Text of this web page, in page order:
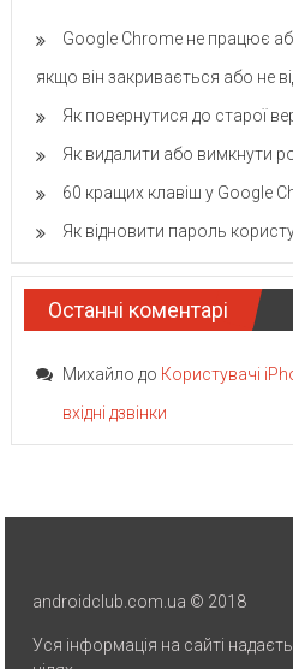
Google Chrome не працює
якщо він закривається або не
Як повернутися до старої
Як видалити або вимкнути
60 кращих клавіш у Google
Як відновити пароль
Останні коментарі
Михайло до Користувачі
вхідні дзвінки
androidclub.com.ua © 2018
Уся інформація на сайті